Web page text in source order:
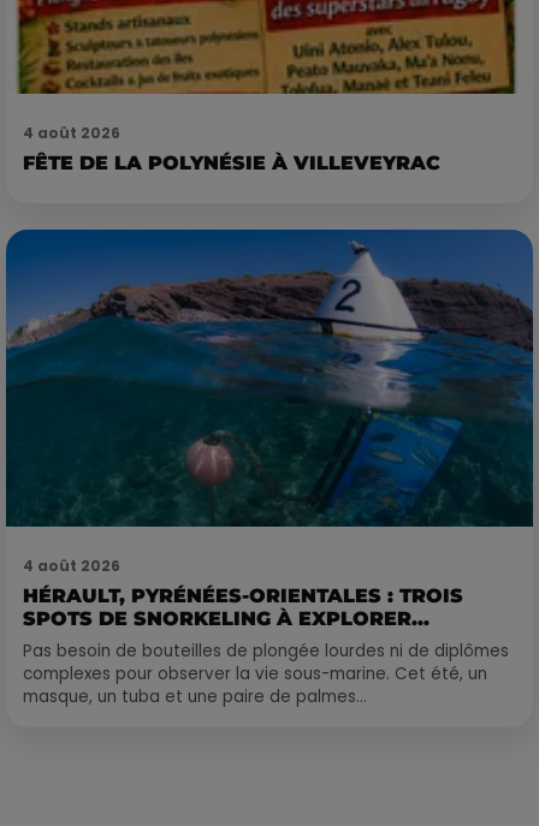
4 août 2026
FÊTE DE LA POLYNÉSIE À VILLEVEYRAC
4 août 2026
HÉRAULT, PYRÉNÉES-ORIENTALES : TROIS
SPOTS DE SNORKELING À EXPLORER...
Pas besoin de bouteilles de plongée lourdes ni de diplômes
complexes pour observer la vie sous-marine. Cet été, un
masque, un tuba et une paire de palmes...